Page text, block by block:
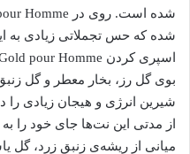
شده که حس تجملاتی زیادی به
بوی گل رز، بخار معطر و گل
شیرین انرژی و هیجان زیادی را
از مدتی این نت‌ها جای خود را